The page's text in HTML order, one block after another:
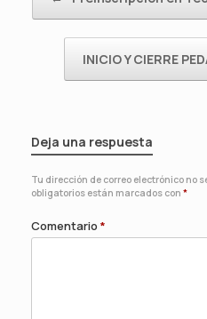
INICIO Y CIERRE
Deja una respuesta
Tu dirección de correo electrónico no
obligatorios están marcados con *
Comentario *